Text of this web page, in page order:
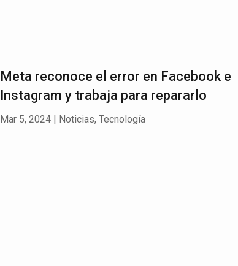
Meta reconoce el error en Facebook e
Instagram y trabaja para repararlo
Mar 5, 2024| Noticias, Tecnología